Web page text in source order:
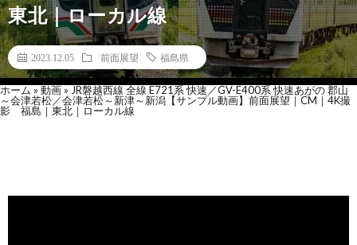
東北｜ローカル線
2023.12.05 前面展望 福島県
ホーム » 動画 » JR磐越西線 全線 E721系 快速／GV-E400系 快速あがの 郡山
～会津若松／会津若松～新津～新潟【サンプル動画】前面展望｜CM｜4K撮
影 福島｜東北｜ローカル線